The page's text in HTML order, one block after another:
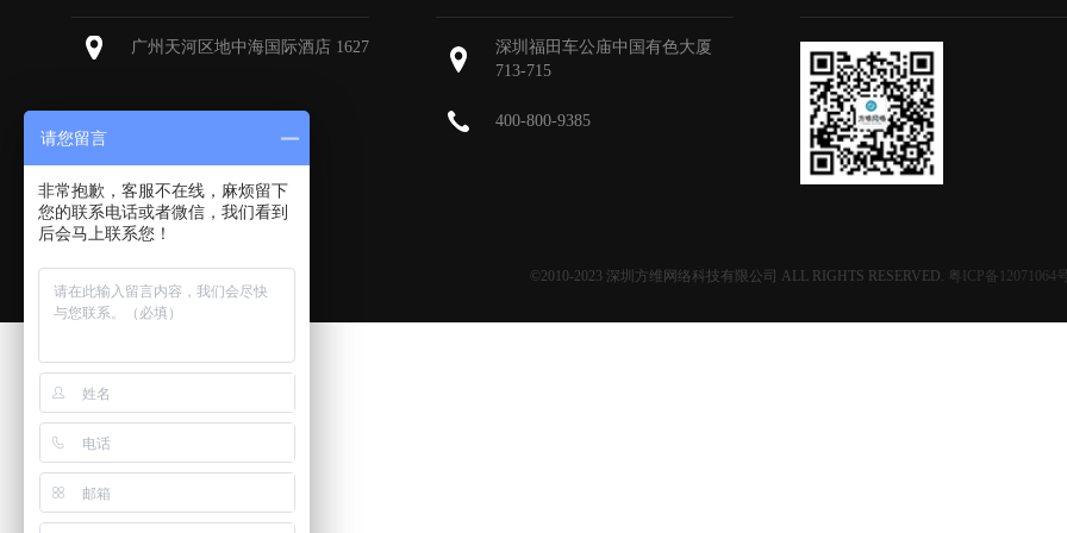
广州天河区地中海国际酒店 1627
深圳福田车公庙中国有色大厦
713-715
400-800-9385
©2010-2023 深圳方维网络科技有限公司 ALL RIGHTS RESERVED. 粤ICP备12071064
请您留言
非常抱歉，客服不在线，麻烦留下
您的联系电话或者微信，我们看到
后会马上联系您！